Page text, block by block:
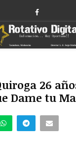
Facebook
26
Dame tu